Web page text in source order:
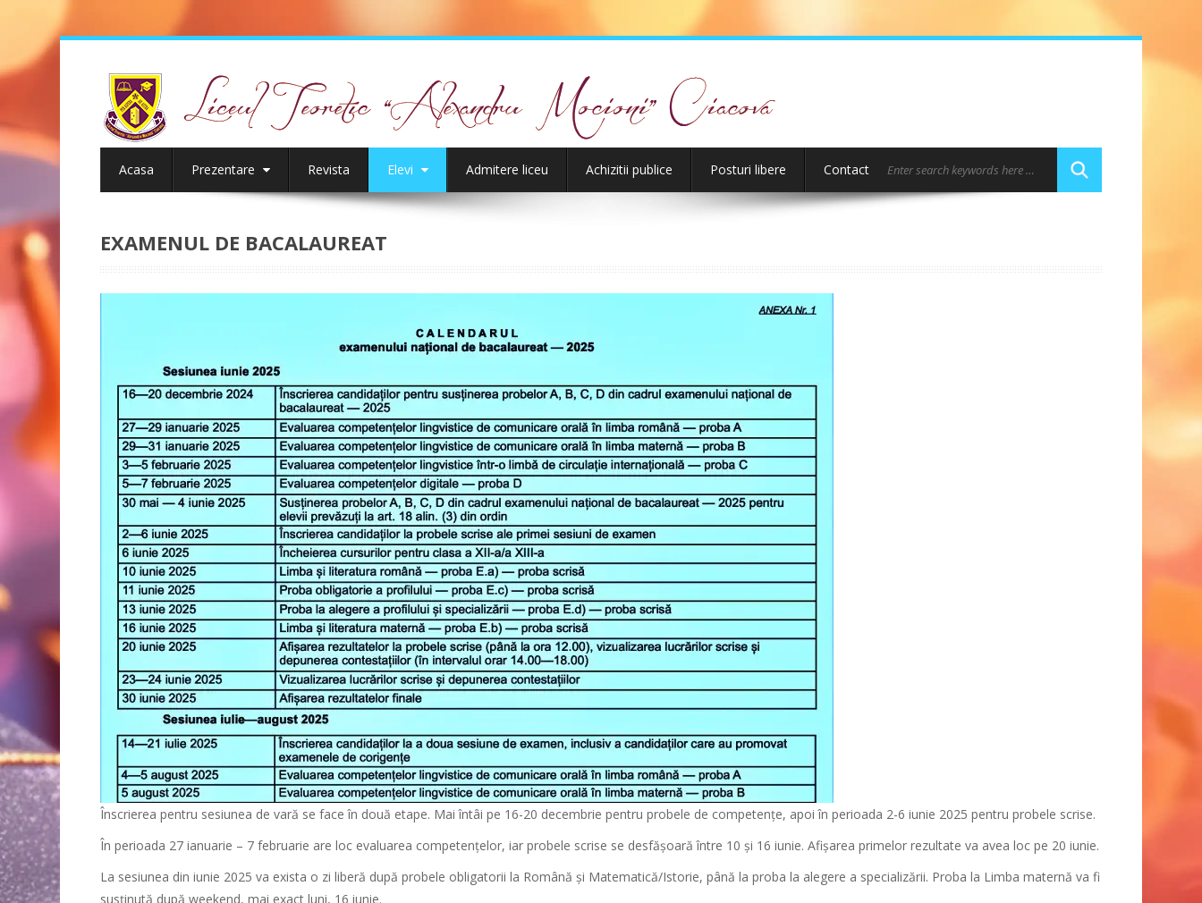
Acasa Prezentare Revista Elevi Admitere liceu Achizitii publice Posturi libere Contact
EXAMENUL DE BACALAUREAT
Înscrierea pentru sesiunea de vară se face în două etape. Mai întâi pe 16-20 decembrie pentru probele de competențe, apoi în perioada 2-6 iunie 2025 pentru probele scrise.
În perioada 27 ianuarie – 7 februarie are loc evaluarea competențelor, iar probele scrise se desfășoară între 10 și 16 iunie. Afișarea primelor rezultate va avea loc pe 20 iunie.
La sesiunea din iunie 2025 va exista o zi liberă după probele obligatorii la Română și Matematică/Istorie, până la proba la alegere a specializării. Proba la Limba maternă va fi
susținută după weekend, mai exact luni, 16 iunie.